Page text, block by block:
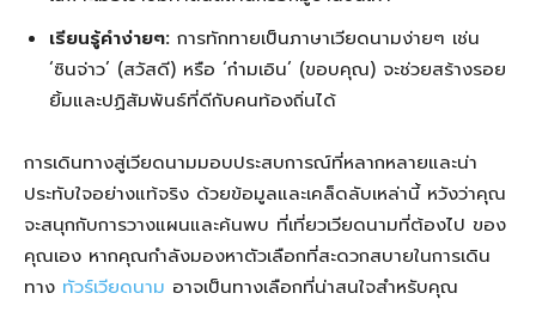
เรียนรู้คำง่ายๆ: การทักทายเป็นภาษาเวียดนามง่ายๆ เช่น
‘ซินจ่าว’ (สวัสดี) หรือ ‘ก๋ามเอิน’ (ขอบคุณ) จะช่วยสร้างรอย
ยิ้มและปฏิสัมพันธ์ที่ดีกับคนท้องถิ่นได้
การเดินทางสู่เวียดนามมอบประสบการณ์ที่หลากหลายและน่า
ประทับใจอย่างแท้จริง ด้วยข้อมูลและเคล็ดลับเหล่านี้ หวังว่าคุณ
จะสนุกกับการวางแผนและค้นพบ ที่เที่ยวเวียดนามที่ต้องไป ของ
คุณเอง หากคุณกำลังมองหาตัวเลือกที่สะดวกสบายในการเดิน
ทาง ทัวร์เวียดนาม อาจเป็นทางเลือกที่น่าสนใจสำหรับคุณ